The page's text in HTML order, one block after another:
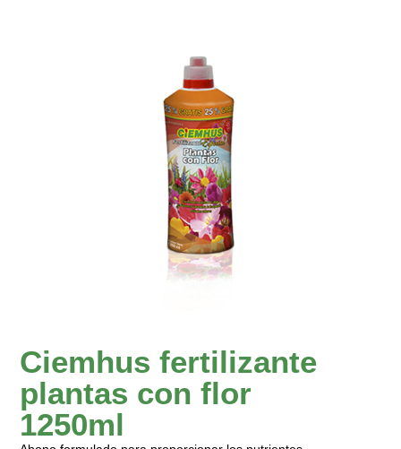
Ciemhus fertilizante
plantas con flor
1250ml